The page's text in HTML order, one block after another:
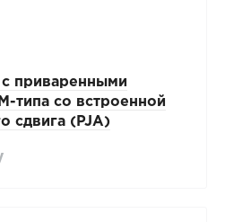
приваренными
типа со встроенной
сдвига (PJA)